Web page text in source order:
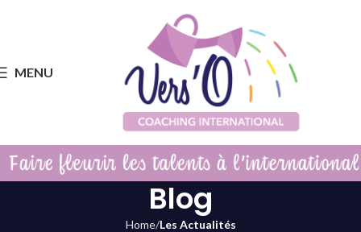
MENU
Blog
Home Les Actualités